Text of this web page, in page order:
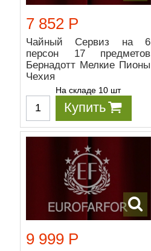
7 852 Р
Чайный Сервиз на 6
персон 17 предметов
Бернадотт Мелкие Пионы
Чехия
На складе 10 шт
Купить
9 999 Р